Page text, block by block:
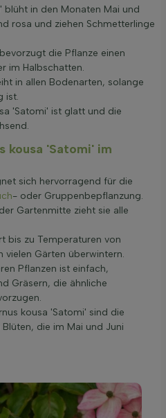
blüht in den Monaten Mai und
rosa und ziehen Schmetterlinge
die Pflanze einen
im Halbschatten.
in allen Bodenarten, solange
ist.
'Satomi' ist glatt und die
kousa 'Satomi' im
sich hervorragend für die
- oder Gruppenbepflanzung.
Gartenmitte zieht sie alle
bis zu Temperaturen von
vielen Gärten überwintern.
Pflanzen ist einfach,
Gräsern, die ähnliche
kousa 'Satomi' sind die
die im Mai und Juni